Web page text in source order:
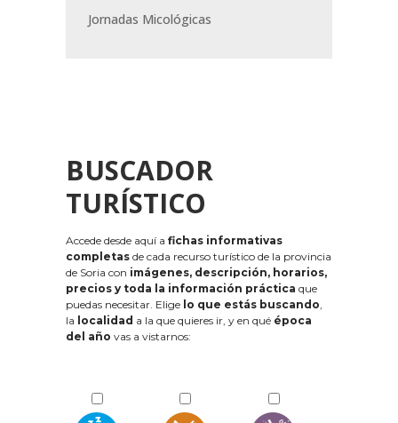
Jornadas Micológicas
BUSCADOR
TURÍSTICO
Accede desde aquí a fichas informativas
completas de cada recurso turístico de la provincia
de Soria con imágenes, descripción, horarios,
precios y toda la información práctica que
puedas necesitar. Elige lo que estás buscando,
la localidad a la que quieres ir, y en qué época
del año vas a vistarnos: